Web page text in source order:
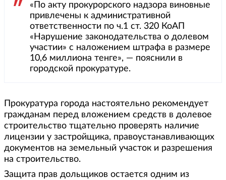
«По акту прокурорского надзора виновные
привлечены к административной
ответственности по ч.1 ст. 320 КоАП
«Нарушение законодательства о долевом
участии» с наложением штрафа в размере
10,6 миллиона тенге», — пояснили в
городской прокуратуре.
Прокуратура города настоятельно рекомендует
гражданам перед вложением средств в долевое
строительство тщательно проверять наличие
лицензии у застройщика, правоустанавливающих
документов на земельный участок и разрешения
на строительство.
Защита прав дольщиков остается одним из